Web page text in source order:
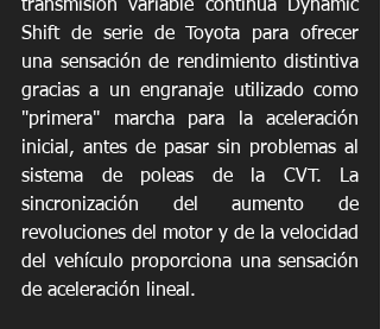
transmisión variable continua Dynamic
Shift de serie de Toyota para ofrecer
una sensación de rendimiento distintiva
gracias a un engranaje utilizado como
"primera" marcha para la aceleración
inicial, antes de pasar sin problemas al
sistema de poleas de la CVT. La
sincronización del aumento de
revoluciones del motor y de la velocidad
del vehículo proporciona una sensación
de aceleración lineal.